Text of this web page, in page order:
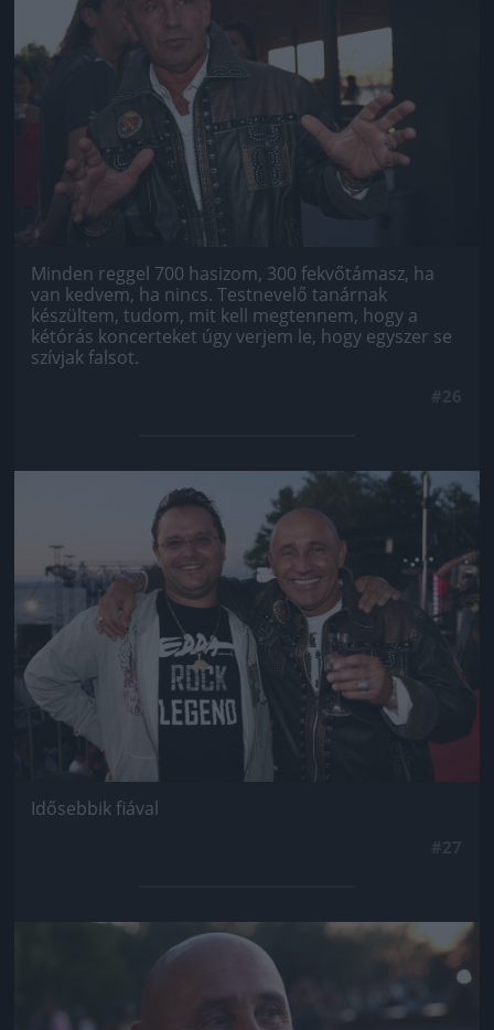
Minden reggel 700 hasizom, 300 fekvőtámasz, ha
van kedvem, ha nincs. Testnevelő tanárnak
készültem, tudom, mit kell megtennem, hogy a
kétórás koncerteket úgy verjem le, hogy egyszer se
szívjak falsot.
Jön még kép!
Idősebbik fiával
Jön még kép!